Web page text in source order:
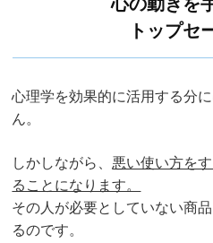
トップセ
心理学を効果的に活用する分
ん。
しかしながら、 悪い使い方を
ることになります。
その人が必要としていない商
るのです。